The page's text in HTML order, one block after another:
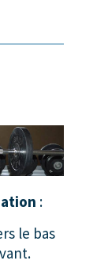
:
le bas